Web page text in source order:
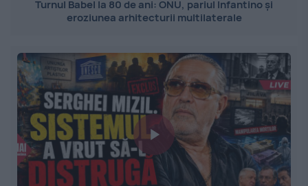
Turnul Babel la 80 de ani: ONU, pariul Infantino și
eroziunea arhitecturii multilaterale